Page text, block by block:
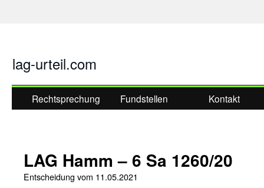
lag-urteil.com
Rechtsprechung Fundstellen Kontakt
LAG Hamm – 6 Sa 1260/20
Entscheidung vom 11.05.2021